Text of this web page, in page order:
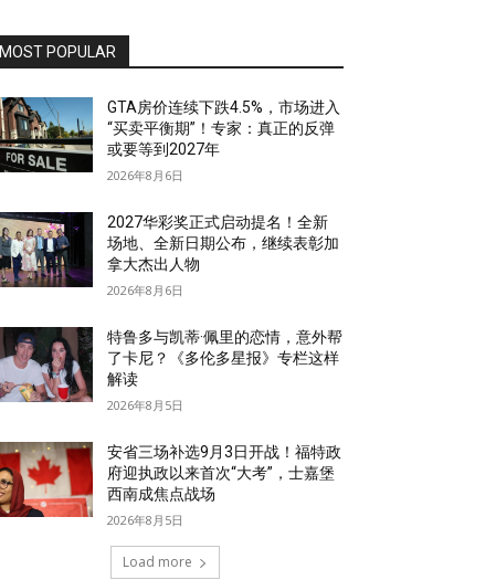
MOST POPULAR
GTA房价连续下跌4.5%，市场进入
“买卖平衡期”！专家：真正的反弹
或要等到2027年
2026年8月6日
2027华彩奖正式启动提名！全新
场地、全新日期公布，继续表彰加
拿大杰出人物
2026年8月6日
特鲁多与凯蒂·佩里的恋情，意外帮
了卡尼？《多伦多星报》专栏这样
解读
2026年8月5日
安省三场补选9月3日开战！福特政
府迎执政以来首次“大考”，士嘉堡
西南成焦点战场
2026年8月5日
Load more